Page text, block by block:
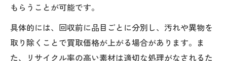
もらうことが可能です。
具体的には、回収前に品目ごとに分別し、汚れや異物を
取り除くことで買取価格が上がる場合があります。ま
た、リサイクル率の高い素材は適切な処理がなされるた